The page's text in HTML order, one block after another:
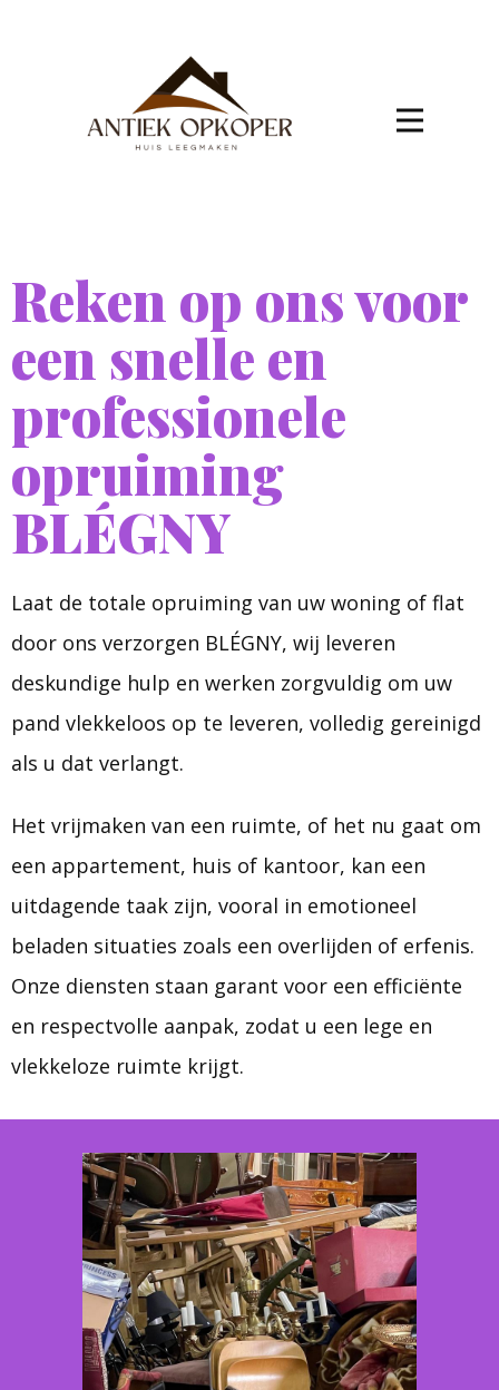
Reken op ons voor
een snelle en
professionele
opruiming
BLÉGNY
Laat de totale opruiming van uw woning of flat
door ons verzorgen BLÉGNY, wij leveren
deskundige hulp en werken zorgvuldig om uw
pand vlekkeloos op te leveren, volledig gereinigd
als u dat verlangt.
Het vrijmaken van een ruimte, of het nu gaat om
een appartement, huis of kantoor, kan een
uitdagende taak zijn, vooral in emotioneel
beladen situaties zoals een overlijden of erfenis.
Onze diensten staan garant voor een efficiënte
en respectvolle aanpak, zodat u een lege en
vlekkeloze ruimte krijgt.